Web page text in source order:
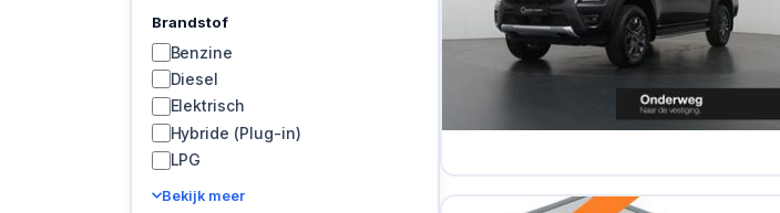
Brandstof
Benzine
Diesel
Elektrisch
Hybride (Plug-in)
LPG
Bekijk meer